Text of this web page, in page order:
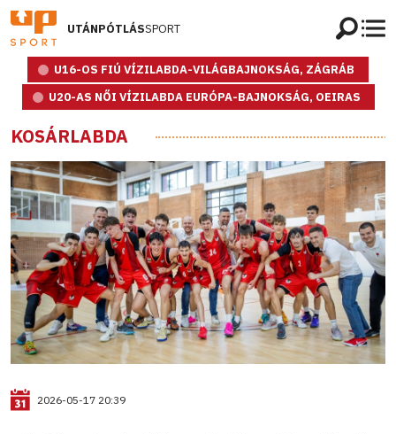
UTÁNPÓTLÁSSPORT
U16-OS FIÚ VÍZILABDA-VILÁGBAJNOKSÁG, ZÁGRÁB
U20-AS NŐI VÍZILABDA EURÓPA-BAJNOKSÁG, OEIRAS
KOSÁRLABDA
2026-05-17 20:39